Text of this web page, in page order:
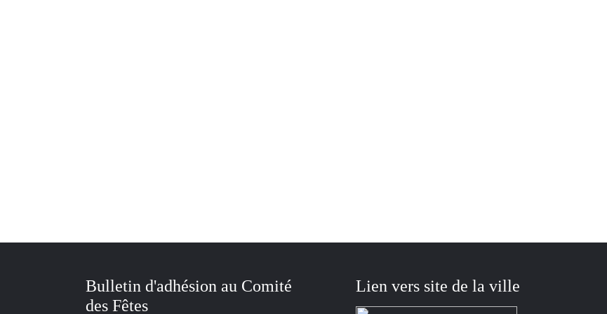
Bulletin d'adhésion au Comité
des Fêtes
Lien vers site de la ville